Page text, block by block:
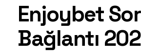
Enjoybet
Bağlantı